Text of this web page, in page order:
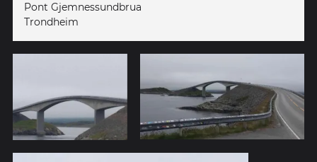
Pont Gjemnessundbrua
Trondheim